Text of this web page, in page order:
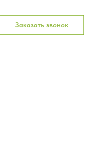
Заказать звонок